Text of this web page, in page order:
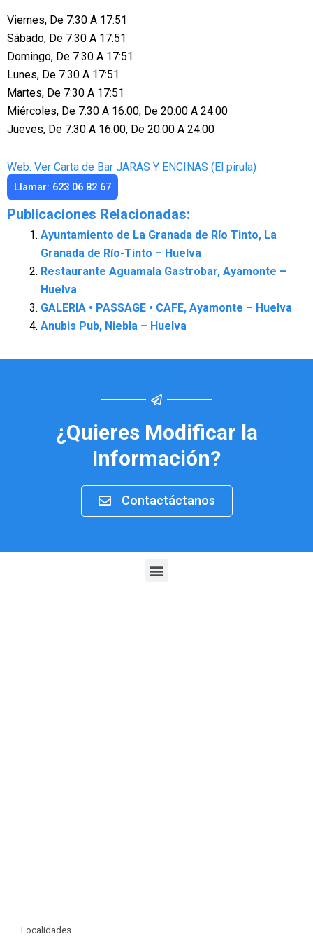
Viernes, De 7:30 A 17:51
Sábado, De 7:30 A 17:51
Domingo, De 7:30 A 17:51
Lunes, De 7:30 A 17:51
Martes, De 7:30 A 17:51
Miércoles, De 7:30 A 16:00, De 20:00 A 24:00
Jueves, De 7:30 A 16:00, De 20:00 A 24:00
Web: Ver Carta de Bar JARAS Y ENCINAS (El pirula)
Llamar: 623 06 82 67
Publicaciones Relacionadas:
Ayuntamiento de La Granada de Río Tinto, La
Granada de Río-Tinto – Huelva
Restaurante Aguamala Gastrobar, Ayamonte –
Huelva
GALERIA • PASSAGE • CAFE, Ayamonte – Huelva
Anubis Pub, Niebla – Huelva
¿Quieres Modificar la
Información?
Contactáctanos
Menu
Localidades